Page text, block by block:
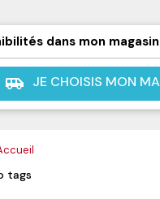
dans mon magasin
airport_shuttle JE CHOISIS MON
tags